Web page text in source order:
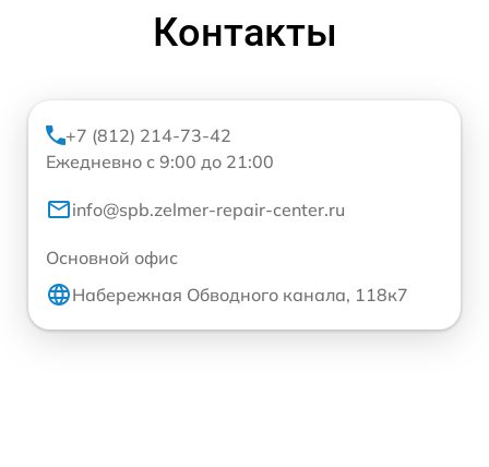
Контакты
+7 (812) 214-73-42
Ежедневно с 9:00 до 21:00
info@spb.zelmer-repair-center.ru
Основной офис
Набережная Обводного канала, 118к7